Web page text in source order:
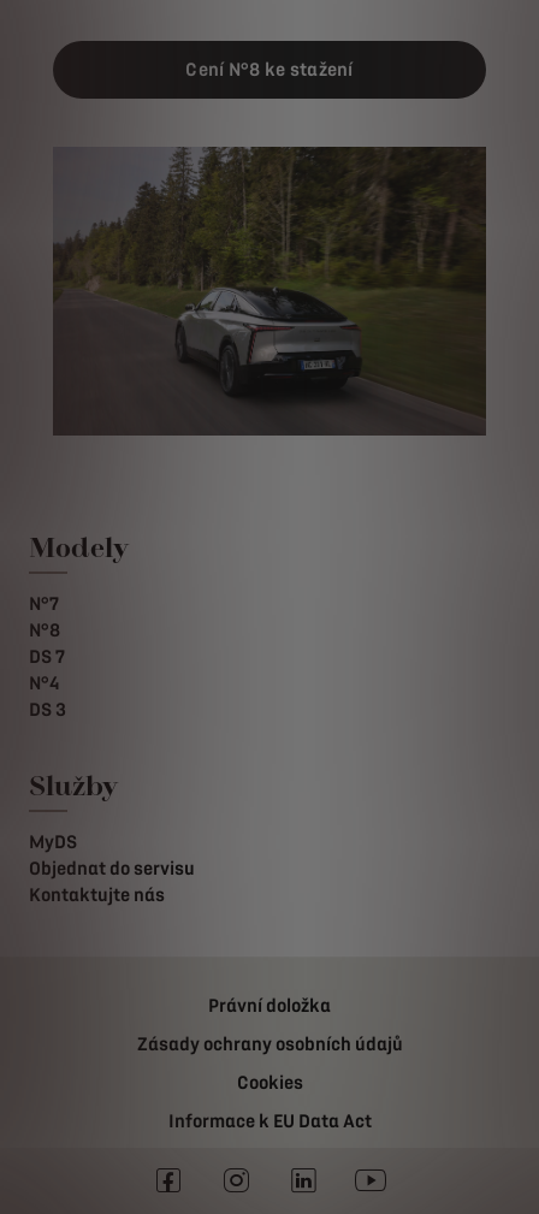
Cení N°8 ke stažení
Modely
N°7
N°8
DS 7
N°4
DS 3
Služby
MyDS
Objednat do servisu
Kontaktujte nás
Právní doložka
Zásady ochrany osobních údajů
Cookies
Informace k EU Data Act